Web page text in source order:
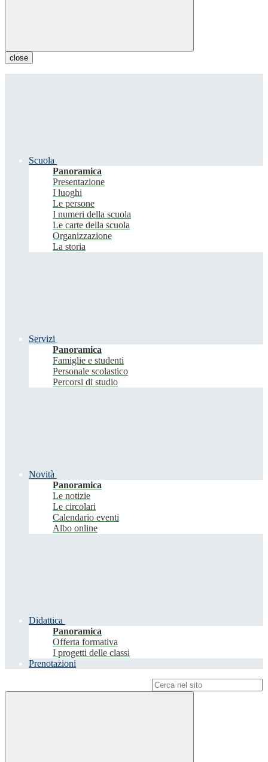
close
Scuola
Panoramica
Presentazione
I luoghi
Le persone
I numeri della scuola
Le carte della scuola
Organizzazione
La storia
Servizi
Panoramica
Famiglie e studenti
Personale scolastico
Percorsi di studio
Novità
Panoramica
Le notizie
Le circolari
Calendario eventi
Albo online
Didattica
Panoramica
Offerta formativa
I progetti delle classi
Prenotazioni